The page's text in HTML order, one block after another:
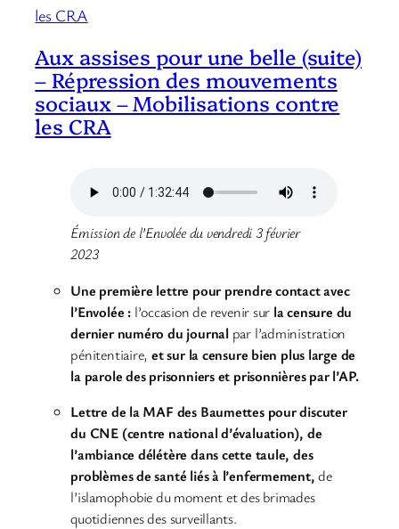
Aux assises pour une belle (suite)
– Répression des mouvements
sociaux – Mobilisations contre
les CRA
Émission de l’Envolée du vendredi 3 février
2023
Une première lettre pour prendre contact avec
l’Envolée :l’occasion de revenir sur la censure du
dernier numéro du journal par l’administration
pénitentiaire, et sur la censure bien plus large de
la parole des prisonniers et prisonnières par l’AP.
Lettre de la MAF des Baumettes pour discuter
du CNE (centre national d’évaluation), de
l’ambiance délétère dans cette taule, des
problèmes de santé liés à l’enfermement,de
l’islamophobie du moment et des brimades
quotidiennes des surveillants.